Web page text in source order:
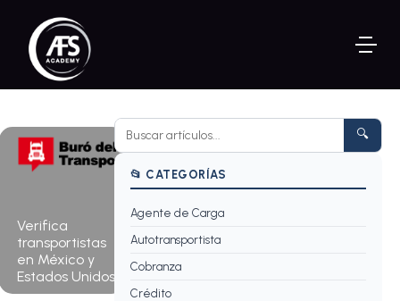
Verifica
transportistas
en México y
Estados Unidos.
🔍
📂 CATEGORÍAS
Agente de Carga
Autotransportista
Cobranza
Crédito